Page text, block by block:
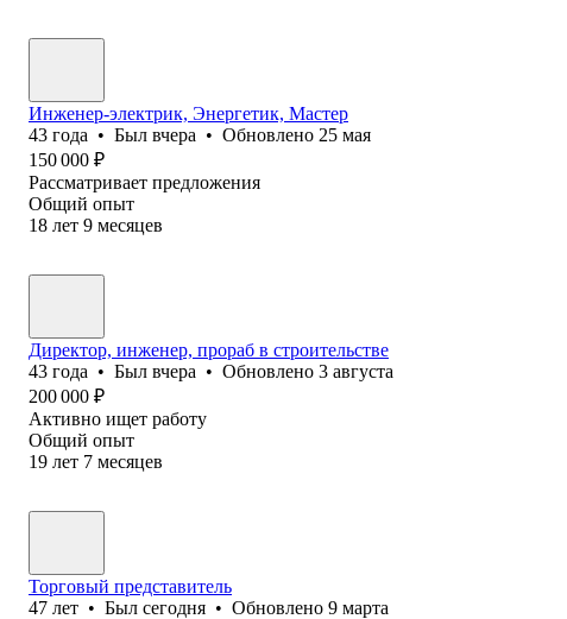
Инженер-электрик, Энергетик, Мастер
43 года • Был вчера • Обновлено 25 мая
150 000 ₽
Рассматривает предложения
Общий опыт
18 лет 9 месяцев
Директор, инженер, прораб в строительстве
43 года • Был вчера • Обновлено 3 августа
200 000 ₽
Активно ищет работу
Общий опыт
19 лет 7 месяцев
Торговый представитель
47 лет • Был сегодня • Обновлено 9 марта